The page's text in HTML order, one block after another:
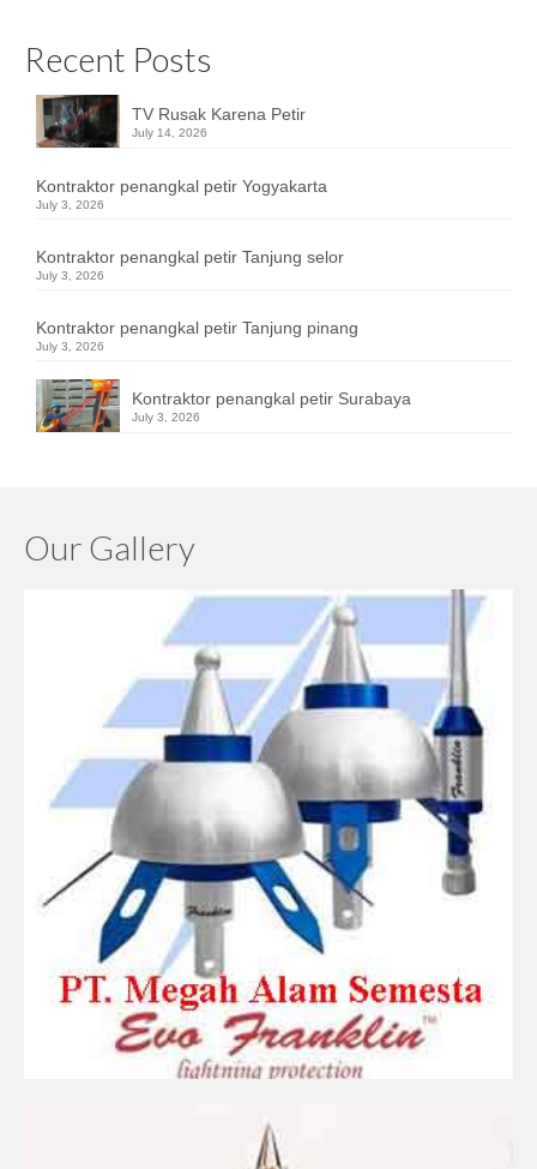
Recent Posts
TV Rusak Karena Petir
July 14, 2026
Kontraktor penangkal petir Yogyakarta
July 3, 2026
Kontraktor penangkal petir Tanjung selor
July 3, 2026
Kontraktor penangkal petir Tanjung pinang
July 3, 2026
Kontraktor penangkal petir Surabaya
July 3, 2026
Our Gallery